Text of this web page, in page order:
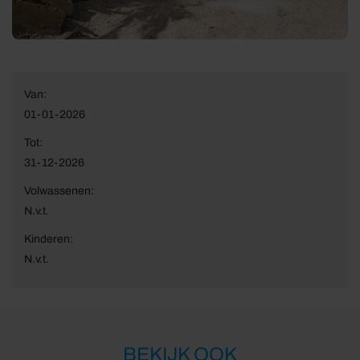
Van:
01-01-2026
Tot:
31-12-2026
Volwassenen:
N.v.t.
Kinderen:
N.v.t.
BEKIJK OOK